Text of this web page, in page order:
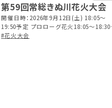
第59回常総きぬ川花火大会
開催日時：2026年9月12日(土) 18:05～
19:50予定 プロローグ花火18:05～18:30
／開会式18:30～18:40／花火18:40～
#花火大会